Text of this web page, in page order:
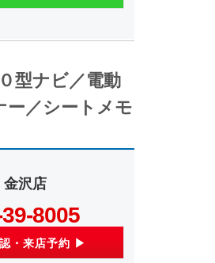
型ナビ／電動
ー／シートメモ
金沢店
8005
・来店予約 ▶